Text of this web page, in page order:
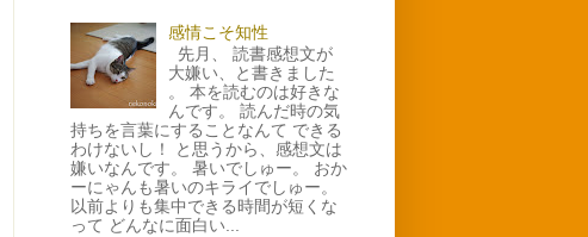
感情こそ知性
先月、 読書感想文が
大嫌い、と書きました
。 本を読むのは好きな
んです。 読んだ時の気
持ちを言葉にすることなんて できる
わけないし！ と思うから、感想文は
嫌いなんです。 暑いでしゅー。 おか
ーにゃんも暑いのキライでしゅー。
以前よりも集中できる時間が短くな
って どんなに面白い...